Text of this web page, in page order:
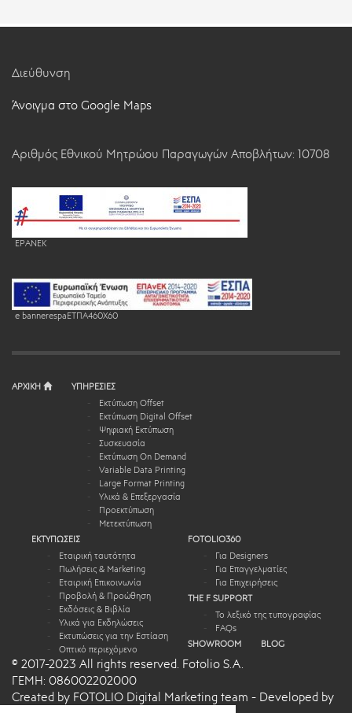
Διεύθυνση
Άνοιγμα στο Google Maps
Αριθμός Εθνικού Μητρώου Παραγωγών Αποβλήτων: 10708
EPANEK
e bannerespaEΤΠΑ460X60
ΑΡΧΙΚΗ
ΥΠΗΡΕΣΙΕΣ
Εκτύπωση Offset
Εκτύπωση Digital Offset
Ψηφιακή Εκτύπωση
Συσκευασία
Εκτύπωση On Demand
Variable Data Printing
Large Format Printing
Υλικά & Επεξεργασία
Προεκτύπωση
Μετεκτύπωση
ΕΚΤΥΠΩΣΕΙΣ
Εταιρική ταυτότητα
Πωλήσεις & Marketing
Εταιρική Επικοινωνία
Προβολή & Προώθηση
Εκδόσεις & Βιβλία
Υλικά για Εκδηλώσεις
Εκτυπώσεις για την Εστίαση
Οπτικό περιεχόμενο
FOTOLIO360
Για Designers
Για Επαγγελματίες
Για Επιχειρήσεις
THE F SUPPORT
Το λεξικό της τυπογραφίας
FAQs
SHOWROOM
BLOG
© 2017-2023 All rights reserved. Fotolio S.A.
ΓΕΜΗ: 086002202000
Created by FOTOLIO Digital Marketing team - Developed by